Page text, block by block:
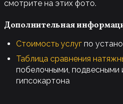
смотрите на этих фото.
Дополнительная
Стоимость услуг по
Таблица сравнения
побелочными, подвесными
гипсокартона